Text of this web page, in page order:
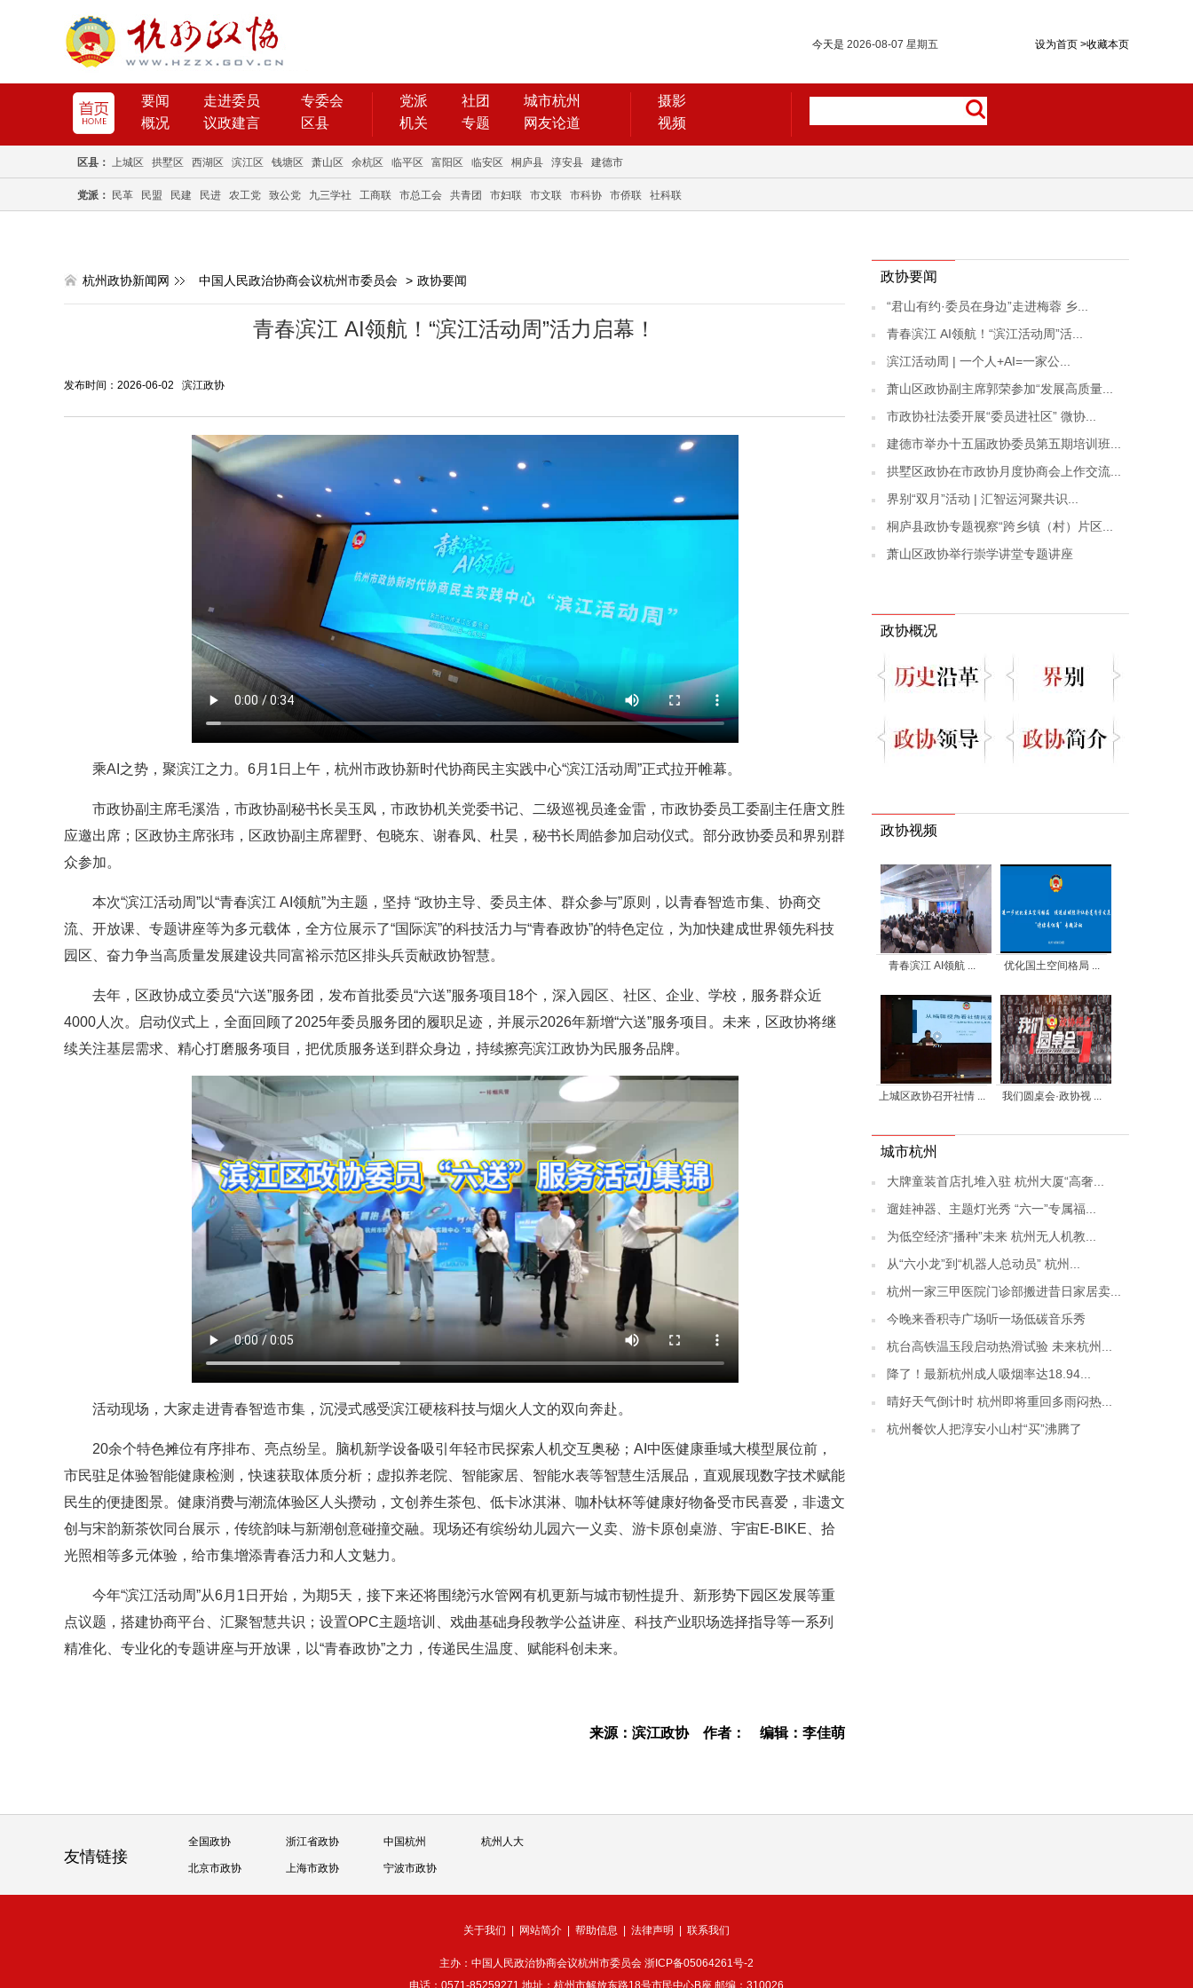
设为首页 >收藏本页
今天是 2026-08-07 星期五
要闻 走进委员
专委会
概况
议政建言 区县
党派 社团
城市杭州
机关
专题 网友论道
摄影
视频
区县： 上城区 拱墅区 西湖区 滨江区 钱塘区 萧山区 余杭区 临平区 富阳区 临安区 桐庐县 淳安县 建德市
党派： 民革 民盟 民建 民进 农工党 致公党 九三学社 工商联 市总工会 共青团 市妇联 市文联 市科协 市侨联 社科联
杭州政协新闻网 中国人民政治协商会议杭州市委员会 > 政协要闻
青春滨江 AI领航！“滨江活动周”活力启幕！
发布时间：2026-06-02 滨江政协
乘AI之势，聚滨江之力。6月1日上午，杭州市政协新时代协商民主实践中心“滨江活动周”正式拉开帷幕。
市政协副主席毛溪浩，市政协副秘书长吴玉凤，市政协机关党委书记、二级巡视员逄金雷，市政协委员工委副主任唐文胜
应邀出席；区政协主席张玮，区政协副主席瞿野、包晓东、谢春凤、杜昊，秘书长周皓参加启动仪式。部分政协委员和界别群
众参加。
本次“滨江活动周”以“青春滨江 AI领航”为主题，坚持 “政协主导、委员主体、群众参与”原则，以青春智造市集、协商交
流、开放课、专题讲座等为多元载体，全方位展示了“国际滨”的科技活力与“青春政协”的特色定位，为加快建成世界领先科技
园区、奋力争当高质量发展建设共同富裕示范区排头兵贡献政协智慧。
去年，区政协成立委员“六送”服务团，发布首批委员“六送”服务项目18个，深入园区、社区、企业、学校，服务群众近
4000人次。启动仪式上，全面回顾了2025年委员服务团的履职足迹，并展示2026年新增“六送”服务项目。未来，区政协将继
续关注基层需求、精心打磨服务项目，把优质服务送到群众身边，持续擦亮滨江政协为民服务品牌。
活动现场，大家走进青春智造市集，沉浸式感受滨江硬核科技与烟火人文的双向奔赴。
20余个特色摊位有序排布、亮点纷呈。脑机新学设备吸引年轻市民探索人机交互奥秘；AI中医健康垂域大模型展位前，
市民驻足体验智能健康检测，快速获取体质分析；虚拟养老院、智能家居、智能水表等智慧生活展品，直观展现数字技术赋能
民生的便捷图景。健康消费与潮流体验区人头攒动，文创养生茶包、低卡冰淇淋、咖朴钛杯等健康好物备受市民喜爱，非遗文
创与宋韵新茶饮同台展示，传统韵味与新潮创意碰撞交融。现场还有缤纷幼儿园六一义卖、游卡原创桌游、宇宙E-BIKE、拾
光照相等多元体验，给市集增添青春活力和人文魅力。
今年“滨江活动周”从6月1日开始，为期5天，接下来还将围绕污水管网有机更新与城市韧性提升、新形势下园区发展等重
点议题，搭建协商平台、汇聚智慧共识；设置OPC主题培训、戏曲基础身段教学公益讲座、科技产业职场选择指导等一系列
精准化、专业化的专题讲座与开放课，以“青春政协”之力，传递民生温度、赋能科创未来。
来源：滨江政协 作者： 编辑：李佳萌
政协要闻
“君山有约·委员在身边”走进梅蓉 乡...
青春滨江 AI领航！“滨江活动周”活...
滨江活动周 | 一个人+AI=一家公...
萧山区政协副主席郭荣参加“发展高质量...
市政协社法委开展“委员进社区” 微协...
建德市举办十五届政协委员第五期培训班...
拱墅区政协在市政协月度协商会上作交流...
界别“双月”活动 | 汇智运河聚共识...
桐庐县政协专题视察“跨乡镇（村）片区...
萧山区政协举行崇学讲堂专题讲座
政协概况
政协视频
青春滨江 AI领航 ... 优化国土空间格局 ...
上城区政协召开社情 ... 我们圆桌会·政协视 ...
城市杭州
大牌童装首店扎堆入驻 杭州大厦“高奢...
遛娃神器、主题灯光秀 “六一”专属福...
为低空经济“播种”未来 杭州无人机教...
从“六小龙”到“机器人总动员” 杭州...
杭州一家三甲医院门诊部搬进昔日家居卖...
今晚来香积寺广场听一场低碳音乐秀
杭台高铁温玉段启动热滑试验 未来杭州...
降了！最新杭州成人吸烟率达18.94...
晴好天气倒计时 杭州即将重回多雨闷热...
杭州餐饮人把淳安小山村“买”沸腾了
友情链接
全国政协 浙江省政协 中国杭州 杭州人大
北京市政协 上海市政协 宁波市政协
关于我们 网站简介 帮助信息 法律声明 联系我们
主办：中国人民政治协商会议杭州市委员会 浙ICP备05064261号-2